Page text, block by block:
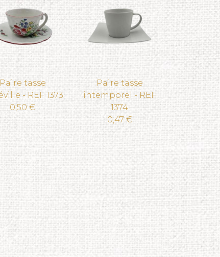
Paire tasse
- REF 1373
0,50 €
Paire tasse
intemporel - REF
1374
0,47 €